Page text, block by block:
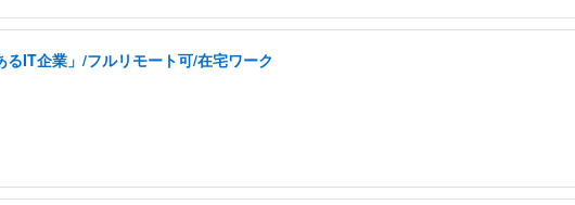
IT企業」/フルリモート可/在宅ワーク